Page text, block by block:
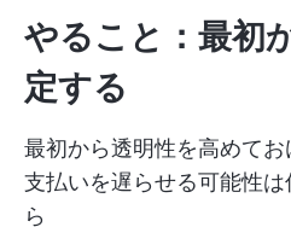
やること：最初
定する
最初から透明性を高めて
支払いを遅らせる可能性
ら